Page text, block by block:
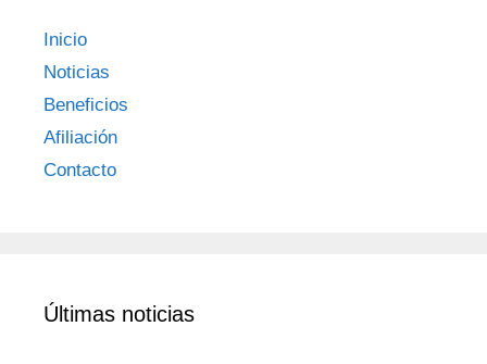
Inicio
Noticias
Beneficios
Afiliación
Contacto
Últimas noticias